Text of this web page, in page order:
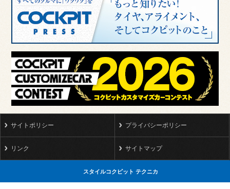
サイトポリシー プライバシーポリシー
リンク サイトマップ
スタイルコクピット テクニカ